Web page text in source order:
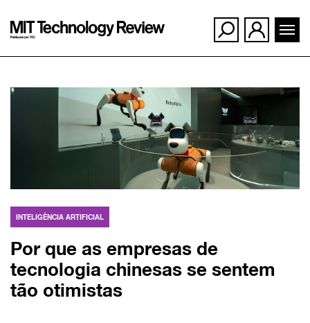
INTELIGÊNCIA ARTIFICIAL
Por que as empresas de
tecnologia chinesas se sentem
tão otimistas